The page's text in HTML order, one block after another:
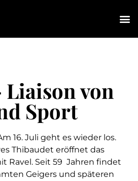
Liaison von
Sport
16. Juli geht es wieder los.
Thibaudet eröffnet das
Ravel. Seit 59 Jahren findet
Geigers und späteren